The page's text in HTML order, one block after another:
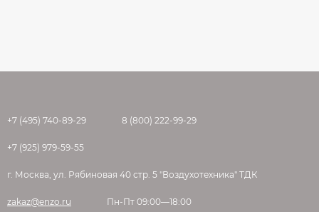
+7 (495) 740-89-29 8 (800) 222-99-29
+7 (925) 979-59-55
г. Москва, ул. Рябиновая 40 стр. 5 "Воздухотехника" ТДК
zakaz@enzo.ru Пн-Пт 09:00—18:00